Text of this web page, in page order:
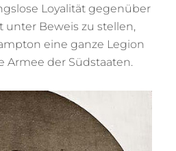
Loyalität gegenüber
unter Beweis zu stellen,
eine ganze Legion
Armee der Südstaaten.